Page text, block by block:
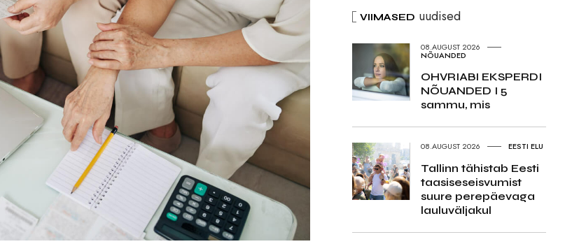
VIIMASED uudised
08.AUGUST 2026
NÕUANDED
OHVRIABI EKSPERDI
NÕUANDED I 5
sammu, mis
08.AUGUST 2026 EESTI ELU
Tallinn tähistab Eesti
taasiseseisvumist
suure perepäevaga
lauluväljakul